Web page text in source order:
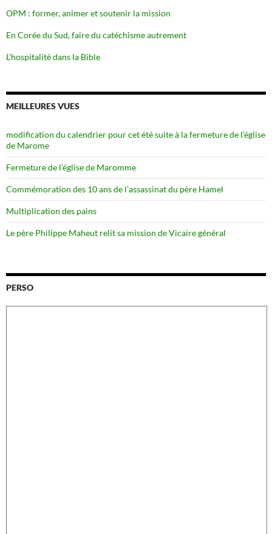
OPM : former, animer et soutenir la mission
En Corée du Sud, faire du catéchisme autrement
L’hospitalité dans la Bible
MEILLEURES VUES
modification du calendrier pour cet été suite à la fermeture de l’église
de Marome
Fermeture de l’église de Maromme
Commémoration des 10 ans de l’assassinat du père Hamel
Multiplication des pains
Le père Philippe Maheut relit sa mission de Vicaire général
PERSO